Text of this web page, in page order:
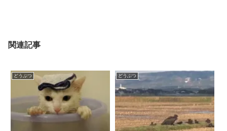
関連記事
どうぶつ どうぶつ